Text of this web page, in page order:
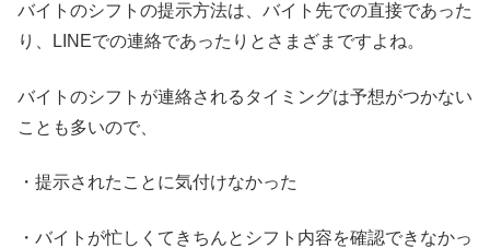
バイトのシフトの提示方法は、バイト先での直接であった
り、LINEでの連絡であったりとさまざまですよね。
バイトのシフトが連絡されるタイミングは予想がつかない
ことも多いので、
・提示されたことに気付けなかった
・バイトが忙しくてきちんとシフト内容を確認できなかっ